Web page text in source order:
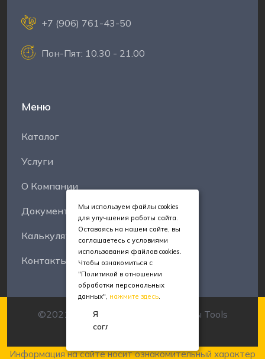
+7 (906) 761-43-50
Пон-Пят: 10.30 - 21.00
Меню
Каталог
Услуги
О Компании
Документы
Калькуляторы
Контакты
©2021-2025 Все права защищены Tools
Manufacture
Информация на сайте носит ознакомительный характер
Мы используем файлы cookies
для улучшения работы сайта.
Оставаясь на нашем сайте, вы
соглашаетесь с условиями
использования файлов cookies.
Чтобы ознакомиться с
"Политикой в отношении
обработки персональных
данных", нажмите здесь.
Я
согласен